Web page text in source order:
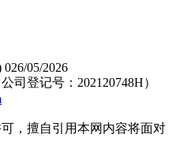
05/2026
司登记号：202120748H）
，擅自引用本网内容将面对